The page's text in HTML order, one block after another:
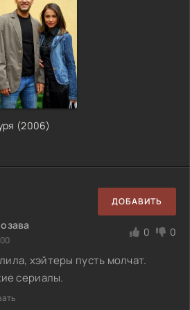
(2006)
ДОБАВИТЬ
0 0
хэйтеры пусть молчат.
сериалы.